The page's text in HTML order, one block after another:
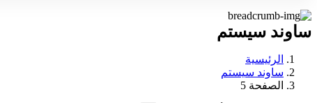
ساوند سيستم
الرئيسية
ساوند سيستم
الصفحة 5